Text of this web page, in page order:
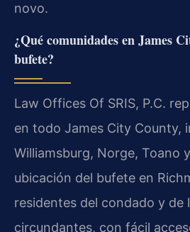
novo.
¿Qué comunidades en James
bufete?
Law Offices Of SRIS, P.C.
en todo James City County,
Williamsburg, Norge, Toano
ubicación del bufete en
residentes del condado y de
circundantes, con fácil